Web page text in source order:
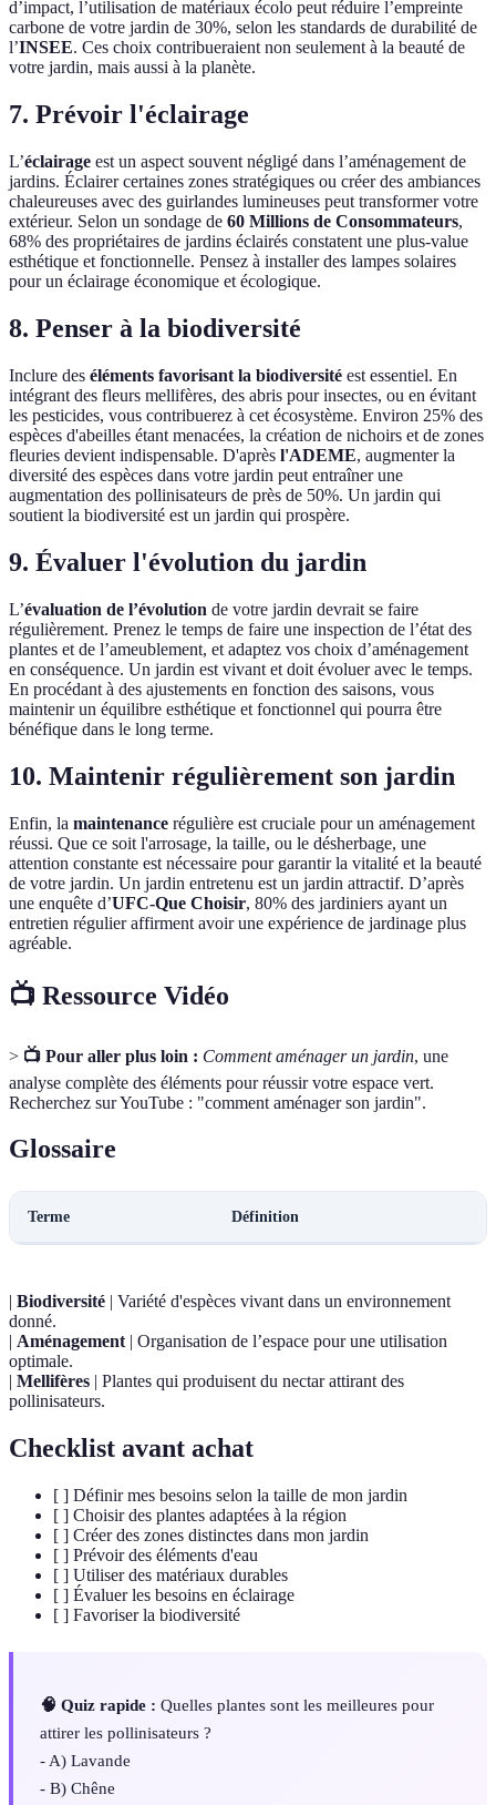
d’impact, l’utilisation de matériaux écolo peut réduire l’empreinte
carbone de votre jardin de 30%, selon les standards de durabilité de
l’INSEE. Ces choix contribueraient non seulement à la beauté de
votre jardin, mais aussi à la planète.
7. Prévoir l'éclairage
L’éclairage est un aspect souvent négligé dans l’aménagement de
jardins. Éclairer certaines zones stratégiques ou créer des ambiances
chaleureuses avec des guirlandes lumineuses peut transformer votre
extérieur. Selon un sondage de 60 Millions de Consommateurs,
68% des propriétaires de jardins éclairés constatent une plus-value
esthétique et fonctionnelle. Pensez à installer des lampes solaires
pour un éclairage économique et écologique.
8. Penser à la biodiversité
Inclure des éléments favorisant la biodiversité est essentiel. En
intégrant des fleurs mellifères, des abris pour insectes, ou en évitant
les pesticides, vous contribuerez à cet écosystème. Environ 25% des
espèces d'abeilles étant menacées, la création de nichoirs et de zones
fleuries devient indispensable. D'après l'ADEME, augmenter la
diversité des espèces dans votre jardin peut entraîner une
augmentation des pollinisateurs de près de 50%. Un jardin qui
soutient la biodiversité est un jardin qui prospère.
9. Évaluer l'évolution du jardin
L’évaluation de l’évolution de votre jardin devrait se faire
régulièrement. Prenez le temps de faire une inspection de l’état des
plantes et de l’ameublement, et adaptez vos choix d’aménagement
en conséquence. Un jardin est vivant et doit évoluer avec le temps.
En procédant à des ajustements en fonction des saisons, vous
maintenir un équilibre esthétique et fonctionnel qui pourra être
bénéfique dans le long terme.
10. Maintenir régulièrement son jardin
Enfin, la maintenance régulière est cruciale pour un aménagement
réussi. Que ce soit l'arrosage, la taille, ou le désherbage, une
attention constante est nécessaire pour garantir la vitalité et la beauté
de votre jardin. Un jardin entretenu est un jardin attractif. D’après
une enquête d’UFC-Que Choisir, 80% des jardiniers ayant un
entretien régulier affirment avoir une expérience de jardinage plus
agréable.
📺 Ressource Vidéo
> 📺 Pour aller plus loin : Comment aménager un jardin, une
analyse complète des éléments pour réussir votre espace vert.
Recherchez sur YouTube : "comment aménager son jardin".
Glossaire
Terme Définition
| Biodiversité | Variété d'espèces vivant dans un environnement
donné.
| Aménagement| Organisation de l’espace pour une utilisation
optimale.
| Mellifères | Plantes qui produisent du nectar attirant des
pollinisateurs.
Checklist avant achat
[ ] Définir mes besoins selon la taille de mon jardin
[ ] Choisir des plantes adaptées à la région
[ ] Créer des zones distinctes dans mon jardin
[ ] Prévoir des éléments d'eau
[ ] Utiliser des matériaux durables
[ ] Évaluer les besoins en éclairage
[ ] Favoriser la biodiversité
🧠 Quiz rapide : Quelles plantes sont les meilleures pour
attirer les pollinisateurs ?
- A) Lavande
- B) Chêne